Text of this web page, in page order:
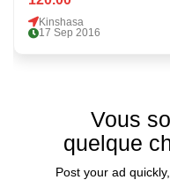
Kinshasa
17 Sep 2016
Vous
quelque
Post your ad